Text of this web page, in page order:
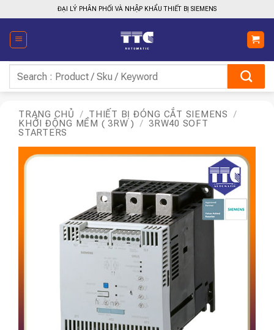
qua
nội
dung
ĐẠI LÝ PHÂN PHỐI VÀ NHẬP KHẨU THIẾT BỊ SIEMENS
kiếm:
TRANG CHỦ / THIẾT BỊ ĐÓNG CẮT SIEMENS
/
KHỞI ĐỘNG MỀM ( 3RW )
/ 3RW40 SOFT
STARTERS